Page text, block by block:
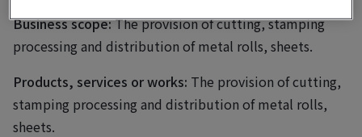
Business scope:The provision of cutting, stamping
processing and distribution of metal rolls, sheets.
Products, services or works: The provision of cutting,
stamping processing and distribution of metal rolls,
sheets.